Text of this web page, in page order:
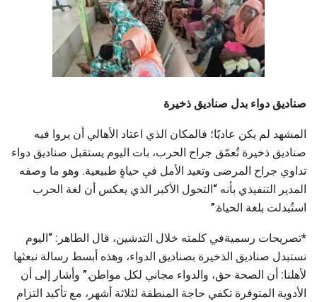
صناديق دواء بدل صناديق ذخيرة
المشهد لم يكن عاديًا؛ فالمكان الذي اعتاد الأهالي أن يروا فيه
صناديق ذخيرة تُعمّق جراح الحرب، بات اليوم يستقبل صناديق دواء
تداوي جراح المرضى وتعيد الأمل في حياةٍ طبيعية. وهو ما وصفه
المدير التنفيذي بأنه “التحول الأكبر الذي يعكس أن لغة الحرب
استُبدلت بلغة الحياة.”
*تصريحات رسميةفي كلمته خلال التدشين، قال الطاهر: “اليوم
نستبدل صناديق الذخيرة بصناديق الدواء، وهذه أبسط رسالة نبعثها
لأهلنا: أن الصحة حق، والدواء مجاني لكل مواطن.” وأشار إلى أن
الأدوية المتوفرة تكفي حاجة المنطقة لثلاثة أشهر، مع تأكيد التزام